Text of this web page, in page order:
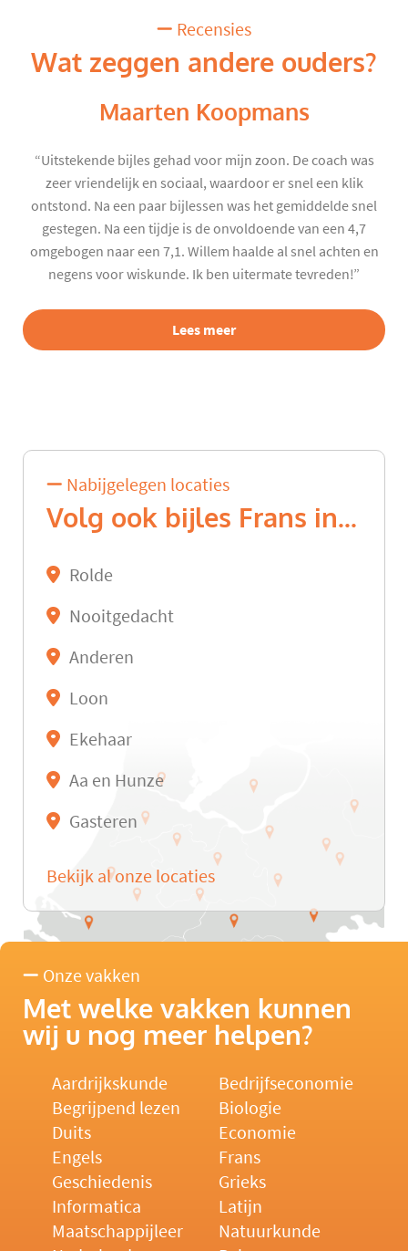
Recensies
Wat zeggen andere ouders?
Maarten Koopmans
“Uitstekende bijles gehad voor mijn zoon. De coach was
zeer vriendelijk en sociaal, waardoor er snel een klik
ontstond. Na een paar bijlessen was het gemiddelde snel
gestegen. Na een tijdje is de onvoldoende van een 4,7
omgebogen naar een 7,1. Willem haalde al snel achten en
negens voor wiskunde. Ik ben uitermate tevreden!”
Lees meer
Nabijgelegen locaties
Volg ook bijles Frans in...
Rolde
Nooitgedacht
Anderen
Loon
Ekehaar
Aa en Hunze
Gasteren
Bekijk al onze locaties
Onze vakken
Met welke vakken kunnen
wij u nog meer helpen?
Aardrijkskunde
Bedrijfseconomie
Begrijpend lezen
Biologie
Duits
Economie
Engels
Frans
Geschiedenis
Grieks
Informatica
Latijn
Maatschappijleer
Natuurkunde